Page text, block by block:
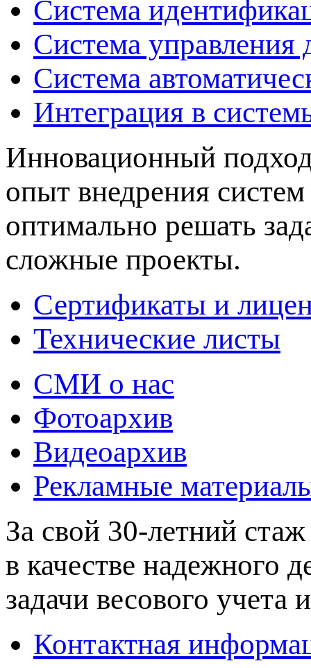
Система
Система управления
Система
Интеграция в
Инновационный
опыт внедрения
оптимально решать
сложные проекты.
Сертификаты и
Технические листы
СМИ о нас
Фотоархив
Видеоархив
Рекламные
За свой 30-летний
в качестве надежного
задачи весового учета
Контактная